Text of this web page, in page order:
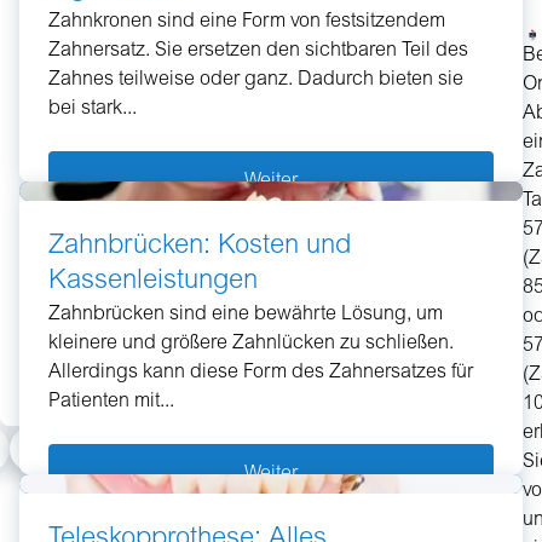
Testsieger
Vermeiden
Sie
hohe
Kronen,
Brücken,
oder
anderen
Zahnersatzmaßnahmen.
besten
Alter
von
niedrigen
auch
Alter.
Sichern
Sie
sich
umfassenden
bei
Zahnersatz
Kinder
Eine
Zahnzusatzversicherung
im
Kieferorthopädie-
essentiell.
Viele
Kinder
haben
Zahnfehlstellungen,
Behandlung
brauchen.
Zahnkronen sind eine Form von festsitzendem
Zahnersatz. Sie ersetzen den sichtbaren Teil des
Zahnes teilweise oder ganz. Dadurch bieten sie
bei stark...
Weiter
Zahnbrücken: Kosten und
Kassenleistungen
Zahnbrücken sind eine bewährte Lösung, um
kleinere und größere Zahnlücken zu schließen.
Allerdings kann diese Form des Zahnersatzes für
Patienten mit...
Weiter